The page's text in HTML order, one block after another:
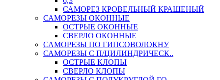
САМОРЕЗ КРОВЕЛЬНЫЙ КРАШЕНЫЙ
САМОРЕЗЫ ОКОННЫЕ
ОСТРЫЕ ОКОННЫЕ
СВЕРЛО ОКОННЫЕ
САМОРЕЗЫ ПО ГИПСОВОЛОКНУ
САМОРЕЗЫ С П/ЦИЛИНДРИЧЕСК..
ОСТРЫЕ КЛОПЫ
СВЕРЛО КЛОПЫ